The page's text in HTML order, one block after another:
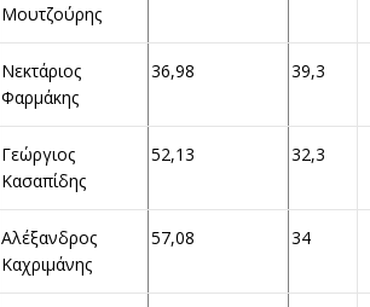
Μουτζούρης
Νεκτάριος
Φαρμάκης
36,98 39,3
Γεώργιος
Κασαπίδης
52,13 32,3
Αλέξανδρος
Καχριμάνης
57,08 34